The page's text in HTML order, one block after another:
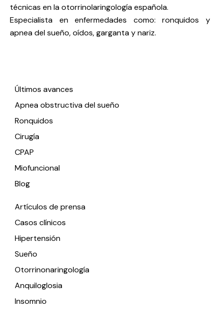
técnicas en la otorrinolaringología española.
Especialista en enfermedades como: ronquidos y
apnea del sueño, oídos, garganta y nariz.
Últimos avances
Apnea obstructiva del sueño
Ronquidos
Cirugía
CPAP
Miofuncional
Blog
Artículos de prensa
Casos clínicos
Hipertensión
Sueño
Otorrinonaringología
Anquiloglosia
Insomnio